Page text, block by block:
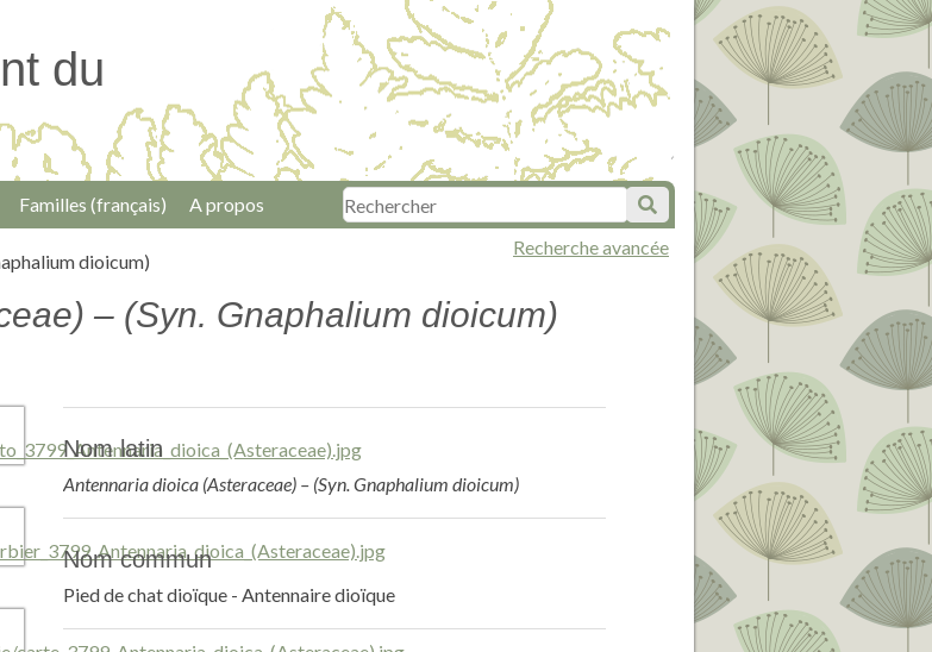
du
Recherche avancée
Familles (français) A propos
dioicum)
– (Syn. Gnaphalium dioicum)
Nom latin
Antennaria dioica (Asteraceae) – (Syn. Gnaphalium dioicum)
Nom commun
Pied de chat dioïque - Antennaire dioïque